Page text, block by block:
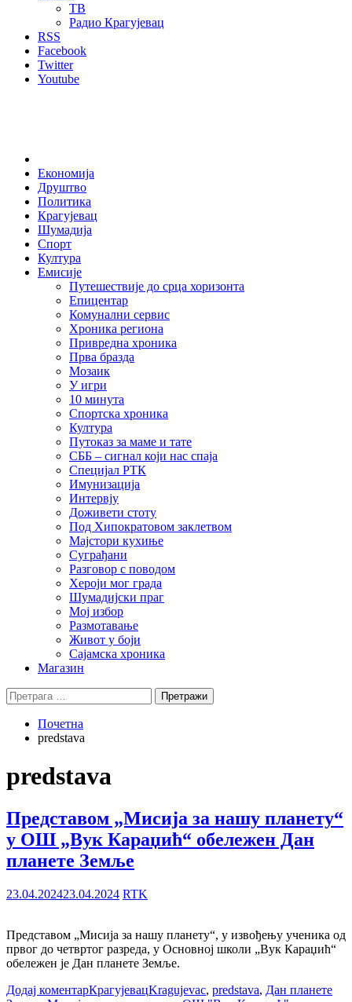
ТВ
Радио Крагујевац
RSS
Facebook
Twitter
Youtube
Економија
Друштво
Политика
Крагујевац
Шумадија
Спорт
Култура
Емисије
Путешествије до срца хоризонта
Епицентар
Комунални сервис
Хроника региона
Привредна хроника
Прва бразда
Мозаик
У игри
10 минута
Спортска хроника
Култура
Путоказ за маме и тате
СББ – сигнал који нас спаја
Специјал РТК
Имунизација
Интервју
Доживети стоту
Под Хипократовом заклетвом
Мајстори кухиње
Суграђани
Разговор с поводом
Хероји мог града
Шумадијски праг
Мој избор
Размотавање
Живот у боји
Сајамска хроника
Магазин
Претрага
за:
Почетна
predstava
predstava
Представом „Мисија за нашу планету“
у ОШ „Вук Караџић“ обележен Дан
планете Земље
23.04.202423.04.2024 RTK
Представом „Мисија за нашу планету“, у извођењу ученика од
првог до четвртог разреда, у Основној школи „Вук Караџић“
обележен је Дан планете Земље.
Додај коментарКрагујевацKragujevac, predstava, Дан планете